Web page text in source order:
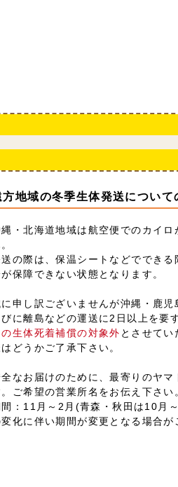
方地域の冬季生体発送について
・北海道地域は航空便でのカイ
の際は、保温シートなどででき
保障できない状態となります。
申し訳ございませんが沖縄・鹿
びに離島などの運送に2日以上を要
生体死着補償の対象外 とさせてい
どうかご了承下さい。
なお届けのために、最寄りのヤ
ご希望の営業所名をお伝え下さい
間：11月～2月(青森・秋田は10月
化に伴い期間が変更となる場合が